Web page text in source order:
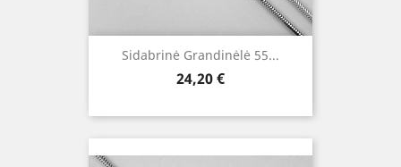
Sidabrinė Grandinėlė 55...
Kaina
24,20 €